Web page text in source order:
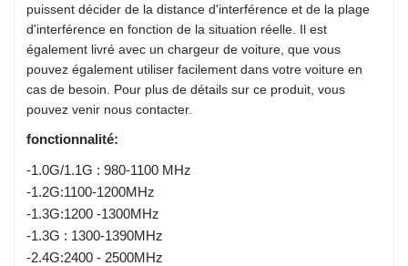
puissent décider de la distance d'interférence et de la plage
d'interférence en fonction de la situation réelle. Il est
également livré avec un chargeur de voiture, que vous
pouvez également utiliser facilement dans votre voiture en
cas de besoin. Pour plus de détails sur ce produit, vous
pouvez venir nous contacter.
fonctionnalité:
-1.0G/1.1G : 980-1100 MHz
-1.2G:1100-1200MHz
-1.3G:1200 -1300MHz
-1.3G : 1300-1390MHz
-2.4G:2400 - 2500MHz